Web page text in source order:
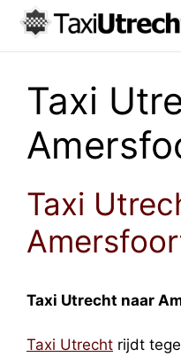
Taxi
Taxi
Taxi Utrecht naar
Taxi Utrecht rijdt